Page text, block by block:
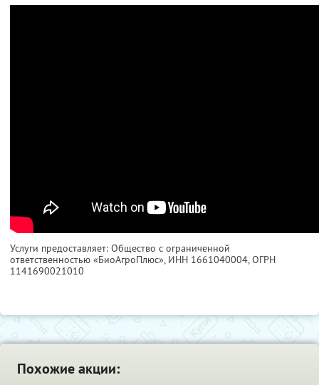
Услуги предоставляет: Общество с ограниченной
ответственностью «БиоАгроПлюс», ИНН 1661040004, ОГРН
1141690021010
Похожие акции: